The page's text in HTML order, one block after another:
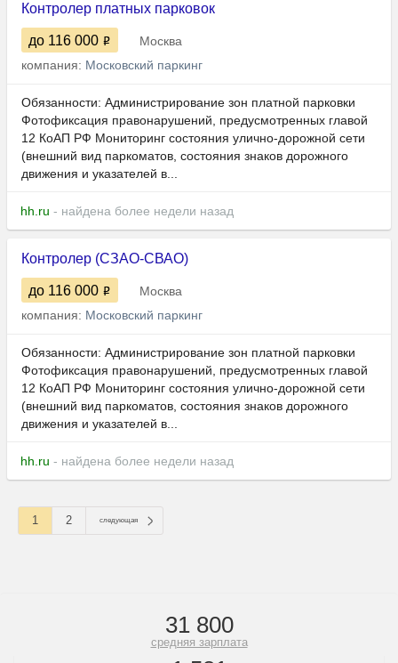
Контролер платных парковок
до 116 000
Москва
компания: Московский паркинг
Обязанности: Администрирование зон платной парковки
Фотофиксация правонарушений, предусмотренных главой
12 КоАП РФ Мониторинг состояния улично-дорожной сети
(внешний вид паркоматов, состояния знаков дорожного
движения и указателей в...
hh.ru - найдена более недели назад
Контролер (СЗАО-СВАО)
до 116 000
Москва
компания: Московский паркинг
Обязанности: Администрирование зон платной парковки
Фотофиксация правонарушений, предусмотренных главой
12 КоАП РФ Мониторинг состояния улично-дорожной сети
(внешний вид паркоматов, состояния знаков дорожного
движения и указателей в...
hh.ru - найдена более недели назад
1 2 следующая
31 800
средняя зарплата